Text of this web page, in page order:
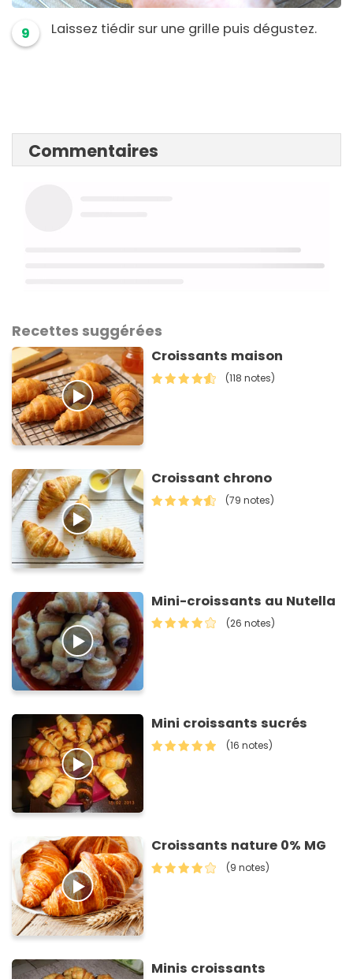
9 Laissez tiédir sur une grille puis dégustez.
Commentaires
Recettes suggérées
Croissants maison
(118 notes)
Croissant chrono
(79 notes)
Mini-croissants au Nutella
(26 notes)
Mini croissants sucrés
(16 notes)
Croissants nature 0% MG
(9 notes)
Minis croissants